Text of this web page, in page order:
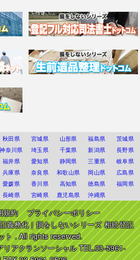
秋田県 宮城県 山形県 福島県
茨城県
神奈川県 埼玉県 千葉県 新潟県
長野県
福井県 愛知県 静岡県 三重県
岐阜県
兵庫県 奈良県 和歌山県 岡山県
広島県
愛媛県 香川県 高知県 徳島県
福岡県
長崎県 宮崎県 鹿児島県 沖縄県
規約
プライバシーポリシー
義務化｜損をしないシリーズ 相続登記
ト. All rights reserved.
リアクランソーシャルTEL.03-5961-